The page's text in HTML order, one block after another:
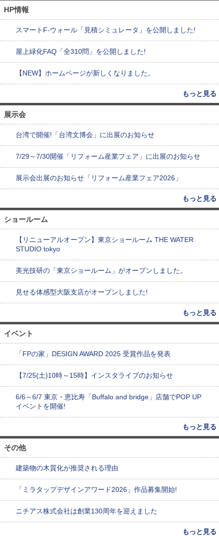
HP情報
スマートF-ウォール「見積シミュレータ」を公開しました!
屋上緑化FAQ「全310問」を公開しました!
【NEW】ホームページが新しくなりました。
もっと見る
展示会
台湾で開催!「台湾文博会」に出展のお知らせ
7/29～7/30開催「リフォーム産業フェア」に出展のお知らせ
展示会出展のお知らせ「リフォーム産業フェア2026」
もっと見る
ショールーム
【リニューアルオープン】東京ショールーム THE WATER
STUDIO tokyo
美光技研の「東京ショールーム」がオープンしました。
見せる体感型大阪支店がオープンしました!
もっと見る
イベント
「FPの家」DESIGN AWARD 2025 受賞作品を発表
【7/25(土)10時～15時】インスタライブのお知らせ
6/6～6/7 東京・恵比寿「Buffalo and bridge」店舗でPOP UP
イベントを開催!
もっと見る
その他
建築物の木質化が推奨される理由
「ミラタップデザインアワード2026」作品募集開始!
ニチアス株式会社は創業130周年を迎えました
もっと見る